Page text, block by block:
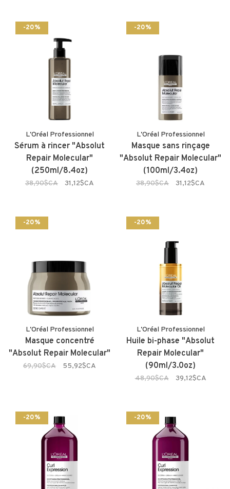
-20%
L'Oréal Professionnel
Sérum à rincer "Absolut
Repair Molecular"
(250ml/8.4oz)
38,90$CA 31,12$CA
-20%
L'Oréal Professionnel
Masque sans rinçage
"Absolut Repair Molecular"
(100ml/3.4oz)
38,90$CA 31,12$CA
-20%
L'Oréal Professionnel
Masque concentré
"Absolut Repair Molecular"
69,90$CA 55,92$CA
-20%
L'Oréal Professionnel
Huile bi-phase "Absolut
Repair Molecular"
(90ml/3.0oz)
48,90$CA 39,12$CA
-20% -20%